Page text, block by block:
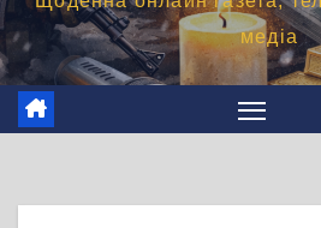
медіа